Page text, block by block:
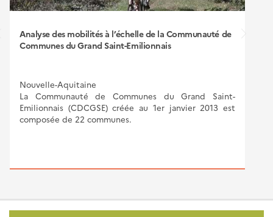
Analyse des mobilités à l’échelle de la Communauté de
Communes du Grand Saint-Emilionnais
Nouvelle-Aquitaine
La Communauté de Communes du Grand Saint-
Emilionnais (CDCGSE) créée au 1er janvier 2013 est
composée de 22 communes.
Pied